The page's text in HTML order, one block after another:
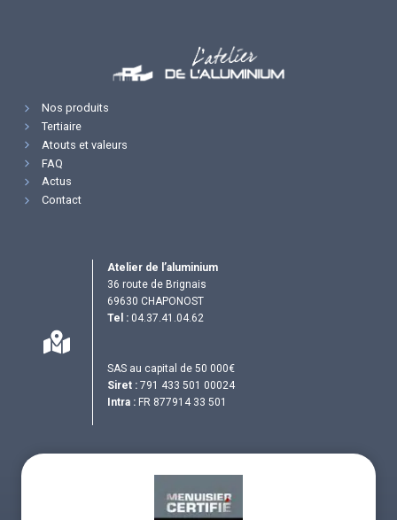
Nos produits
Tertiaire
Atouts et valeurs
FAQ
Actus
Contact
Atelier de l’aluminium
36 route de Brignais
69630 CHAPONOST
Tel : 04.37.41.04.62
SAS au capital de 50 000€
Siret : 791 433 501 00024
Intra : FR 877914 33 501